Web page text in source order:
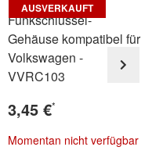
AUSVERKAUFT
Funkschlüssel-
Gehäuse kompatibel für
Volkswagen -
VVRC103
3,45 €*
Momentan nicht verfügbar